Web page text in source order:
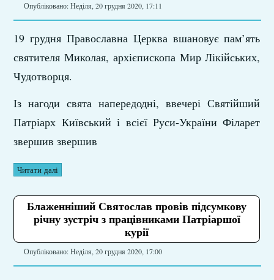
Опубліковано: Неділя, 20 грудня 2020, 17:11
19 грудня Православна Церква вшановує пам’ять
святителя Миколая, архієпископа Мир Лікійських,
Чудотворця.
Із нагоди свята напередодні, ввечері Святійший
Патріарх Київський і всієї Руси-України Філарет
звершив звершив
Читати далі
Блаженніший Святослав провів підсумкову
річну зустріч з працівниками Патріаршої
курії
Опубліковано: Неділя, 20 грудня 2020, 17:00